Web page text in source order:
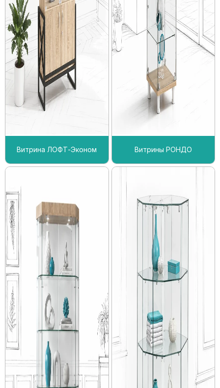
Витрина ЛОФТ-Эконом Витрины РОНДО